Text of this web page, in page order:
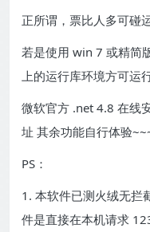
正所谓，票比人多可碰
若是使用 win 7 或精简
上的运行库环境方可运
微软官方 .net 4.8 在线
址 其余功能自行体验
PS：
1. 本软件已测火绒无拦
件是直接在本机请求